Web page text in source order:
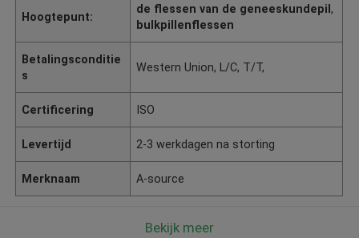
Hoogtepunt:
de flessen van de geneeskundepil,
bulkpillenflessen
Betalingsconditie
s
Western Union, L/C, T/T,
Certificering ISO
Levertijd 2-3 werkdagen na storting
Merknaam A-source
Bekijk meer